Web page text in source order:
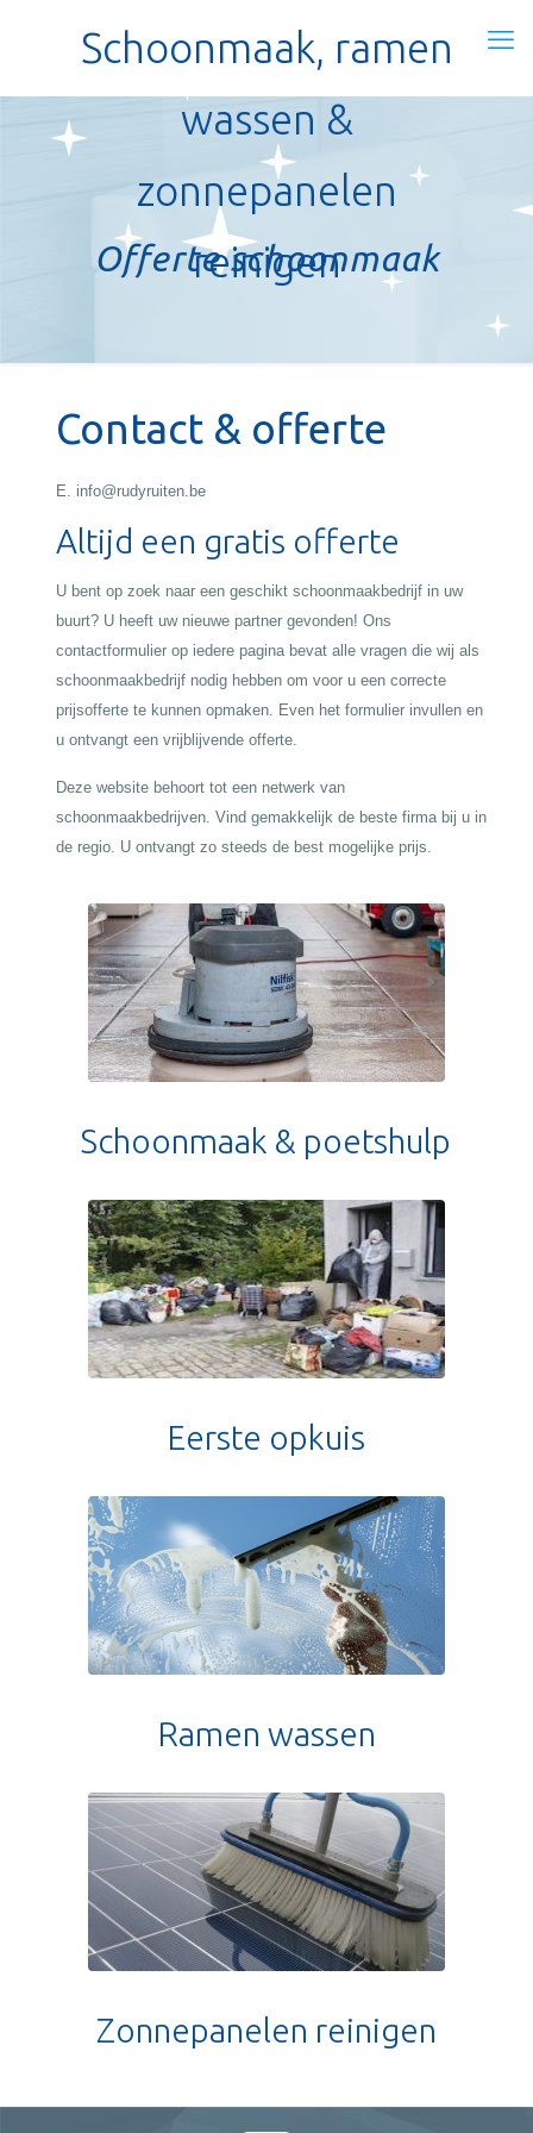
Schoonmaak, ramen
wassen &
zonnepanelen
reinigen
Offerte schoonmaak
Contact & offerte
E. info@rudyruiten.be
Altijd een gratis offerte
U bent op zoek naar een geschikt schoonmaakbedrijf in uw
buurt? U heeft uw nieuwe partner gevonden! Ons
contactformulier op iedere pagina bevat alle vragen die wij als
schoonmaakbedrijf nodig hebben om voor u een correcte
prijsofferte te kunnen opmaken. Even het formulier invullen en
u ontvangt een vrijblijvende offerte.
Deze website behoort tot een netwerk van
schoonmaakbedrijven. Vind gemakkelijk de beste firma bij u in
de regio. U ontvangt zo steeds de best mogelijke prijs.
Schoonmaak & poetshulp
Eerste opkuis
Ramen wassen
Zonnepanelen reinigen